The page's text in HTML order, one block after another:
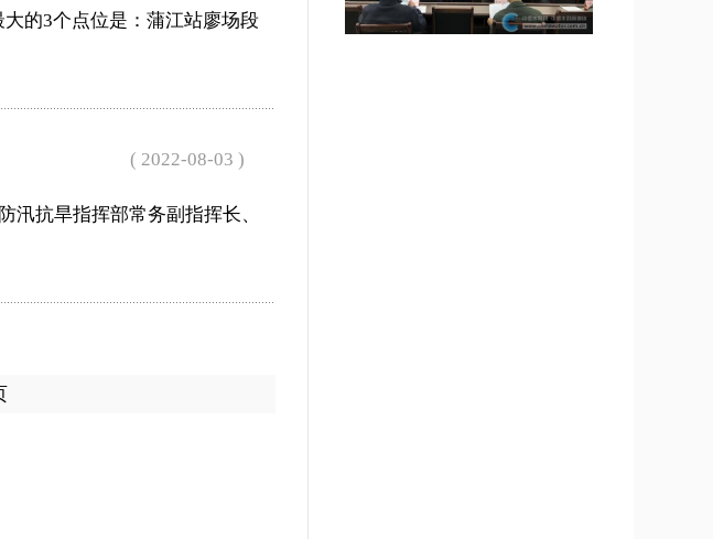
的3个点位是：蒲江站廖场段
( 2022-08-03 )
汛抗旱指挥部常务副指挥长、